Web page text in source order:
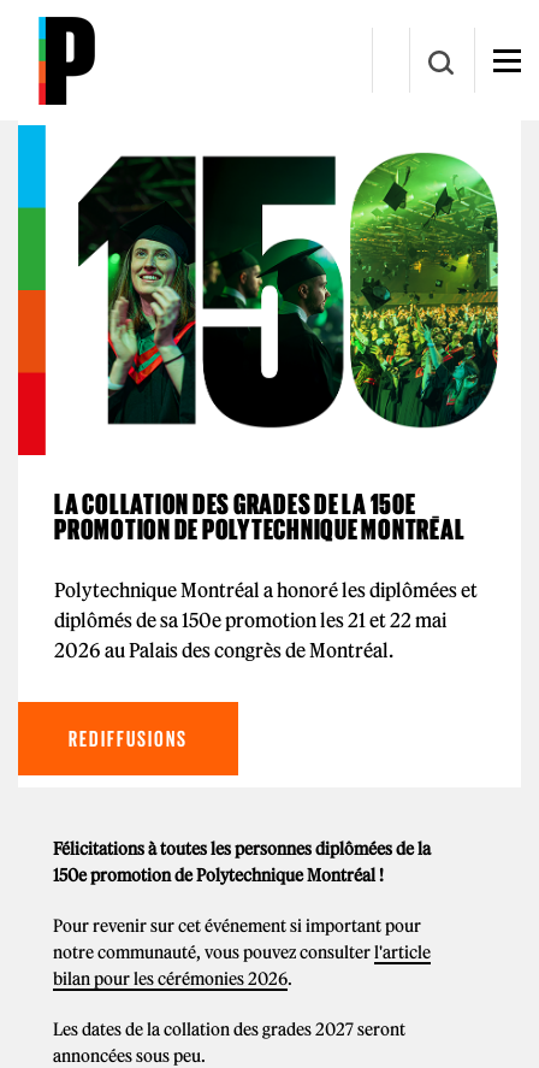
Aller au contenu principal
Collation des grades
LA COLLATION DES GRADES DE LA 150E
PROMOTION DE POLYTECHNIQUE MONTRÉAL
Polytechnique Montréal a honoré les diplômées et
diplômés de sa 150e promotion les 21 et 22 mai
2026 au Palais des congrès de Montréal.
REDIFFUSIONS
Félicitations à toutes les personnes diplômées de la
150e promotion de Polytechnique Montréal !
Pour revenir sur cet événement si important pour
notre communauté, vous pouvez consulterl'article
bilan pour les cérémonies 2026.
Les dates de la collation des grades 2027 seront
annoncées sous peu.